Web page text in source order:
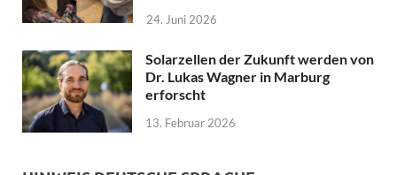
24. Juni 2026
Solarzellen der Zukunft werden von
Dr. Lukas Wagner in Marburg
erforscht
13. Februar 2026